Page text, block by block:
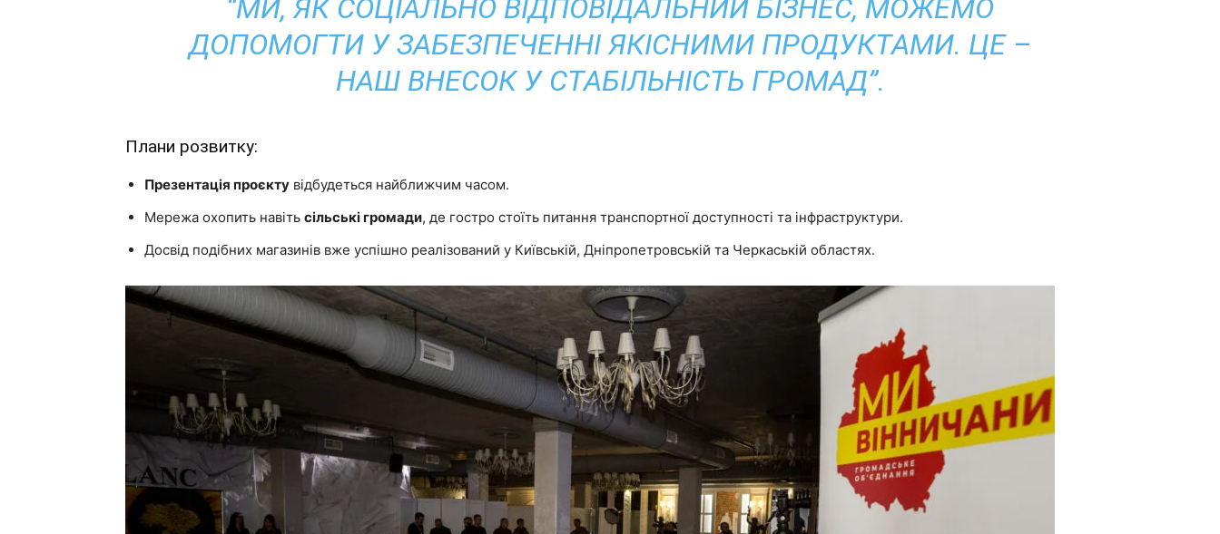
“МИ, ЯК СОЦІАЛЬНО ВІДПОВІДАЛЬНИЙ БІЗНЕС, МОЖЕМО
ДОПОМОГТИ У ЗАБЕЗПЕЧЕННІ ЯКІСНИМИ ПРОДУКТАМИ. ЦЕ –
НАШ ВНЕСОК У СТАБІЛЬНІСТЬ ГРОМАД”.
Плани розвитку:
Презентація проєкту відбудеться найближчим часом.
Мережа охопить навіть сільські громади, де гостро стоїть питання транспортної доступності та інфраструктури.
Досвід подібних магазинів вже успішно реалізований у Київській, Дніпропетровській та Черкаській областях.